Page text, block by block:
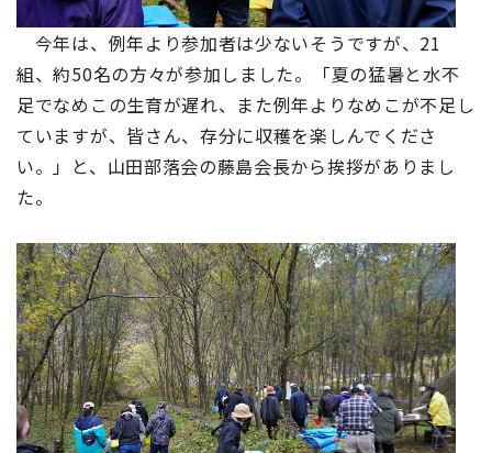
今年は、例年より参加者は少ないそうですが、21
組、約50名の方々が参加しました。「夏の猛暑と水不
足でなめこの生育が遅れ、また例年よりなめこが不足し
ていますが、皆さん、存分に収穫を楽しんでくださ
い。」と、山田部落会の藤島会長から挨拶がありまし
た。